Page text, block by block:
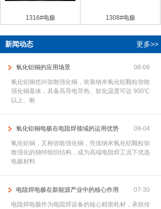
1316#电极 1308#电极
新闻动态 更多>>
08-06
氧化铝铜的应用场景
氧化铝铜也叫弥散强化铜，依靠纳米氧化铝颗粒弥散
强化铜基体，具备高导电导热、软化温度可达 900℃
以上、耐
08-04
氧化铝铜电极在电阻焊领域的运用优势
氧化铝铜，又称弥散强化铜，凭借纳米氧化铝颗粒弥
散强化的独特组织结构，成为高端电阻焊工况下优选
电极材料
07-30
电阻焊电极在新能源产业中的核心作用
电阻焊电极作为电阻焊设备的核心精密耗材，承担传